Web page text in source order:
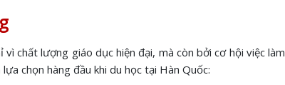
vì chất lượng giáo dục hiện đại, mà còn bởi cơ hội việc
chọn hàng đầu khi du học tại Hàn Quốc: